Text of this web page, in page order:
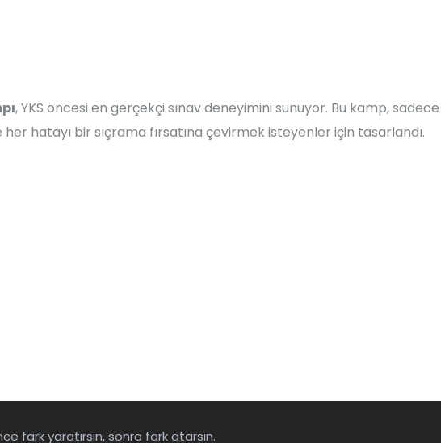
, YKS öncesi en gerçekçi sınav deneyimini sunuyor. Bu kamp,
hatayı bir sıçrama fırsatına çevirmek isteyenler için tasarlandı.
fark yaratırsın, sonra fark atarsın.